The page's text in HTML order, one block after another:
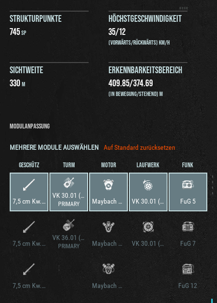
STRUKTURPUNKTE
745SP
HÖCHSTGESCHWINDIGKEIT
35/12
(VORWÄRTS/RÜCKWÄRTS) KM/H
SICHTWEITE
330M
ERKENNBARKEITSBEREICH
409.85/374.69
(IN BEWEGUNG/STEHEND) M
MODULANPASSUNG
MEHRERE MODULE AUSWÄHLEN Auf Standard zurücksetzen
GESCHÜTZ
7,5 cm Kw.K. 40 L/43
7,5 cm Kw.K. 40 L/48
7,5 cm Kw.K. 42 L/70
TURM
VK 30.01 (H) 0-Serie
PRIMARY
VK 36.01 (H)
PRIMARY
MOTOR
Maybach HL 116
Maybach HL 190
Maybach HL 150
LAUFWERK
VK 30.01 (H)
VK 30.01 (H) verstärkte ketten
FUNK
FuG 5
FuG 7
FuG 12